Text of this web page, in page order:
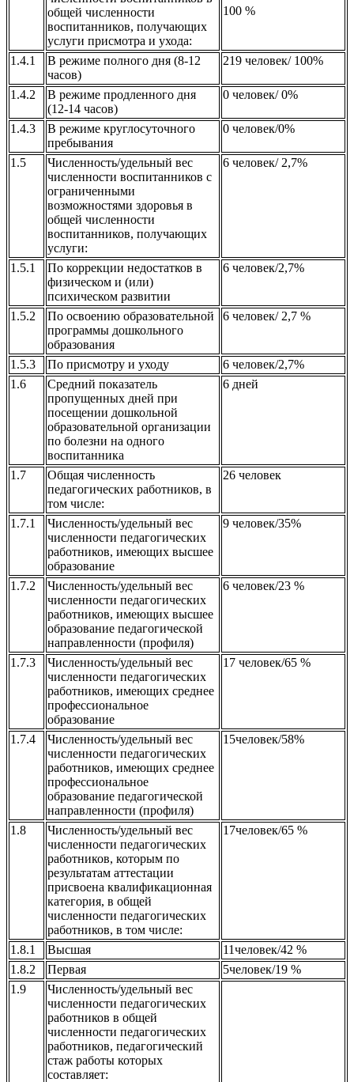
общей численности
воспитанников, получающих
услуги присмотра и ухода:
100 %
1.4.1
В режиме полного дня (8-12
часов)
219 человек/ 100%
1.4.2
В режиме продленного дня
(12-14 часов)
0 человек/ 0%
1.4.3
В режиме круглосуточного
пребывания
0 человек/0%
1.5
Численность/удельный вес
численности воспитанников с
ограниченными
возможностями здоровья в
общей численности
воспитанников, получающих
услуги:
6 человек/ 2,7%
1.5.1
По коррекции недостатков в
физическом и (или)
психическом развитии
6 человек/2,7%
1.5.2
По освоению образовательной
программы дошкольного
образования
6 человек/ 2,7 %
1.5.3 По присмотру и уходу
6 человек/2,7%
1.6
Средний показатель
пропущенных дней при
посещении дошкольной
образовательной организации
по болезни на одного
воспитанника
6 дней
1.7
Общая численность
педагогических работников, в
том числе:
26 человек
1.7.1
Численность/удельный вес
численности педагогических
работников, имеющих высшее
образование
9 человек/35%
1.7.2
Численность/удельный вес
численности педагогических
работников, имеющих высшее
образование педагогической
направленности (профиля)
6 человек/23 %
1.7.3
Численность/удельный вес
численности педагогических
работников, имеющих среднее
профессиональное
образование
17 человек/65 %
1.7.4
Численность/удельный вес
численности педагогических
работников, имеющих среднее
профессиональное
образование педагогической
направленности (профиля)
15человек/58%
1.8
Численность/удельный вес
численности педагогических
работников, которым по
результатам аттестации
присвоена квалификационная
категория, в общей
численности педагогических
работников, в том числе:
17человек/65 %
1.8.1 Высшая
11человек/42 %
1.8.2
Первая
5человек/19 %
1.9
Численность/удельный вес
численности педагогических
работников в общей
численности педагогических
работников, педагогический
стаж работы которых
составляет: